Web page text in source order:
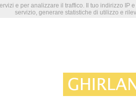
e per analizzare il traffico. Il tuo indirizzo
servizio, generare statistiche di utilizzo e